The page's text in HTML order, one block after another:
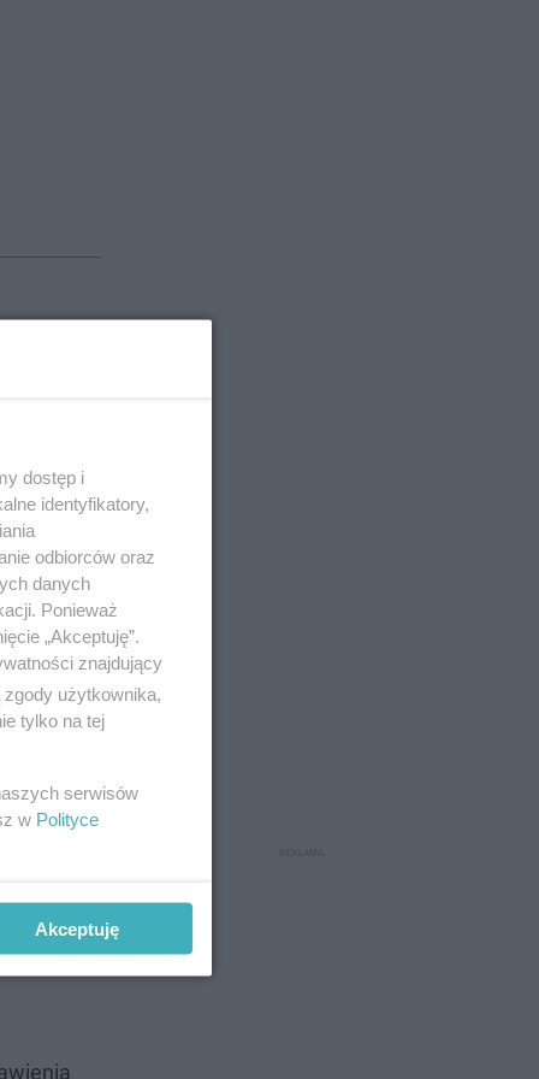
z
dla
dostęp i
identyfikatory,
odbiorców oraz
danych
Ponieważ
„Akceptuję”.
znajdujący
użytkownika,
tylko na tej
serwisów
w Polityce
Akceptuję